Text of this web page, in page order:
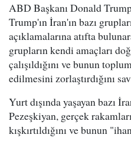
ABD Başkanı Donald
Trump'ın İran'ın bazı
açıklamalarına atıfta
grupların kendi amaçları
çalışıldığını ve bunun
edilmesini zorlaştırdığını
Yurt dışında yaşayan bazı
Pezeşkiyan, gerçek
kışkırtıldığını ve bunun